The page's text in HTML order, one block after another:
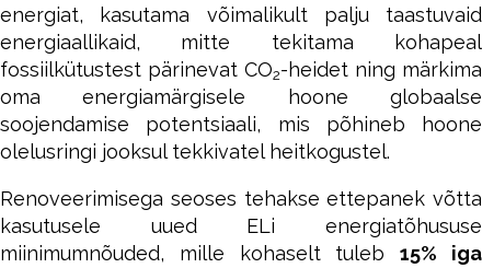
energiat, kasutama võimalikult palju taastuvaid
energiaallikaid, mitte tekitama kohapeal
fossiilkütustest pärinevat CO2-heidet ning märkima
oma energiamärgisele hoone globaalse
soojendamise potentsiaali, mis põhineb hoone
olelusringi jooksul tekkivatel heitkogustel.
Renoveerimisega seoses tehakse ettepanek võtta
kasutusele uued ELi energiatõhususe
miinimumnõuded, mille kohaselt tuleb15% iga